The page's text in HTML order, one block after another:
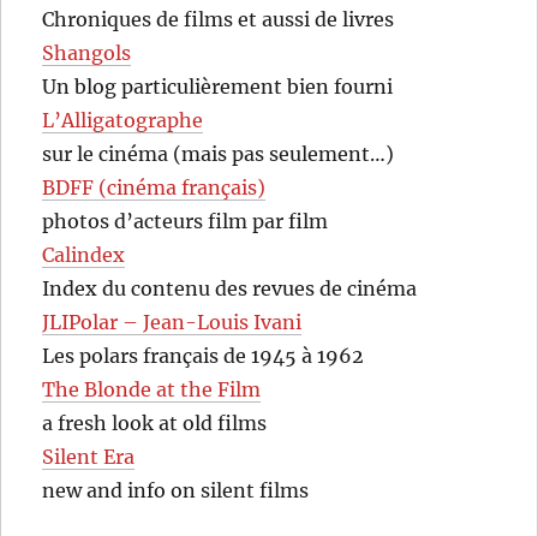
Chroniques de films et aussi de livres
Shangols
Un blog particulièrement bien fourni
L’Alligatographe
sur le cinéma (mais pas seulement…)
BDFF (cinéma français)
photos d’acteurs film par film
Calindex
Index du contenu des revues de cinéma
JLIPolar – Jean-Louis Ivani
Les polars français de 1945 à 1962
The Blonde at the Film
a fresh look at old films
Silent Era
new and info on silent films